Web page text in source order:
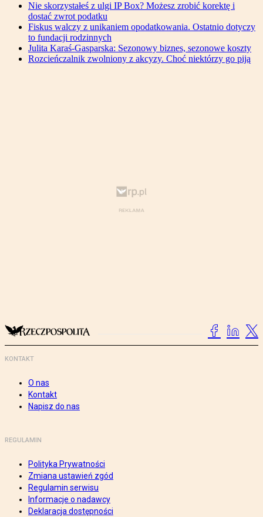
Nie skorzystałeś z ulgi IP Box? Możesz zrobić korektę i
dostać zwrot podatku
Fiskus walczy z unikaniem opodatkowania. Ostatnio dotyczy
to fundacji rodzinnych
Julita Karaś-Gasparska: Sezonowy biznes, sezonowe koszty
Rozcieńczalnik zwolniony z akcyzy. Choć niektórzy go piją
KONTAKT
O nas
Kontakt
Napisz do nas
REGULAMIN
Polityka Prywatności
Zmiana ustawień zgód
Regulamin serwisu
Informacje o nadawcy
Deklaracja dostępności